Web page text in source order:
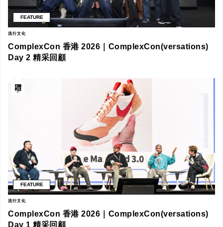
FEATURE
流行文化
ComplexCon 香港 2026｜ComplexCon(versations)
Day 2 精采回顧
FEATURE
流行文化
ComplexCon 香港 2026｜ComplexCon(versations)
Day 1 精采回顧